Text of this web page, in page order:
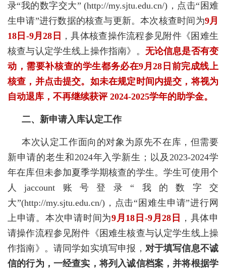
录“我的数字交大” (http://my.sjtu.edu.cn/)，点击“困难
生申请”进行数据的核查与更新。本次核查时间为9月
18日-9月28日 ，具体核查操作流程参见附件《困难生
核查与认定学生线上操作指南》。 无论信息是否有变
动，需要补核查的学生都务必在9月28日前完成线上
核查，并点击提交。如未在规定时间内提交，将视为
自动退库，不再继续获评 2024-2025学年的助学金。
二、新申请入库认定工作
本次认定工作面向的对象为原先不在库，但需要
新申请的老生和2024年入学新生；以及2023-2024学
年在库但未参加夏季学期核查的学生。学生可使用个
人jaccount账号登录“我的数字交
大”(http://my.sjtu.edu.cn/)，点击“困难生申请”进行网
上申请。本次申请时间为9月18日-9月28日
，具体申
请操作流程参见附件《困难生核查与认定学生线上操
作指南》。请同学如实填写申报， 对于填写信息不诚
信的行为，一经查实，将列入诚信档案，并将根据学